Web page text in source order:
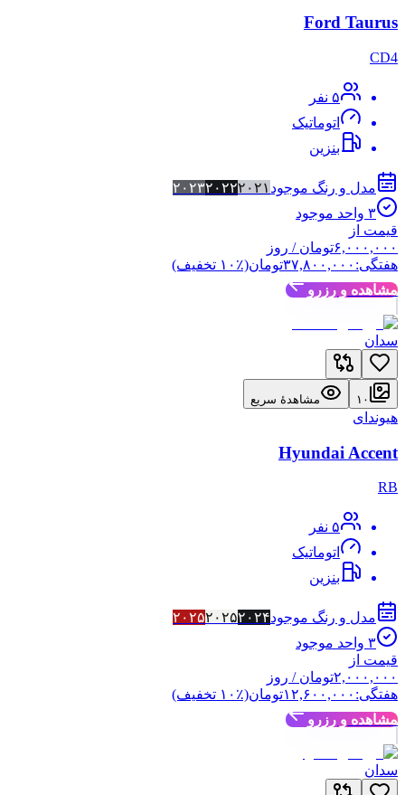
Ford Taurus
CD4
۵ نفر
اتوماتیک
بنزین
مدل و رنگ موجود ۲۰۲۳۲۰۲۲۲۰۲۱
۳ واحد موجود
قیمت از
۶,۰۰۰,۰۰۰تومان / روز
هفتگی: ۳۷,۸۰۰,۰۰۰تومان(٪ ۱۰ تخفیف)
مشاهده و رزرو
سدان
۱۰ مشاهدهٔ سریع
هیوندای
Hyundai Accent
RB
۵ نفر
اتوماتیک
بنزین
مدل و رنگ موجود ۲۰۲۵۲۰۲۵۲۰۲۴
۳ واحد موجود
قیمت از
۲,۰۰۰,۰۰۰تومان / روز
هفتگی: ۱۲,۶۰۰,۰۰۰تومان(٪ ۱۰ تخفیف)
مشاهده و رزرو
سدان